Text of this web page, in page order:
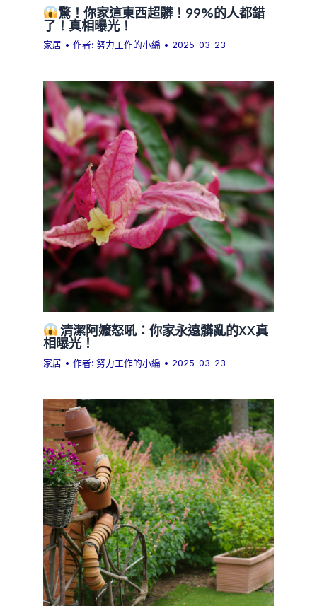
驚！你家這東西超髒！99%的人都錯
了！真相曝光！
家居 • 作者:努力工作的小編 • 2025-03-23
清潔阿嬤怒吼：你家永遠髒亂的XX真
相曝光！
家居 • 作者:努力工作的小編 • 2025-03-23